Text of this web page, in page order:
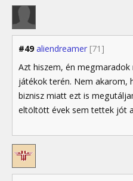
#49 aliendreamer [71]
Azt hiszem, én
játékok terén. Nem akarom,
biznisz miatt ezt is
eltöltött évek sem tettek jót